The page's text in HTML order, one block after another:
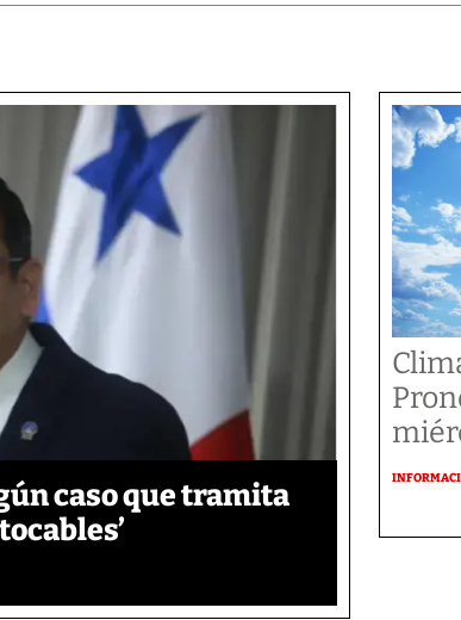
caso que tramita